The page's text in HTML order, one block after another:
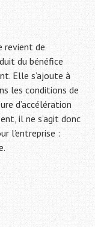
revient de
du bénéfice
Elle s’ajoute à
les conditions de
d’accélération
il ne s’agit donc
l’entreprise :